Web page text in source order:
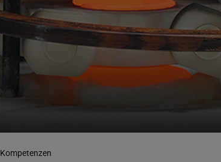
Kompetenzen